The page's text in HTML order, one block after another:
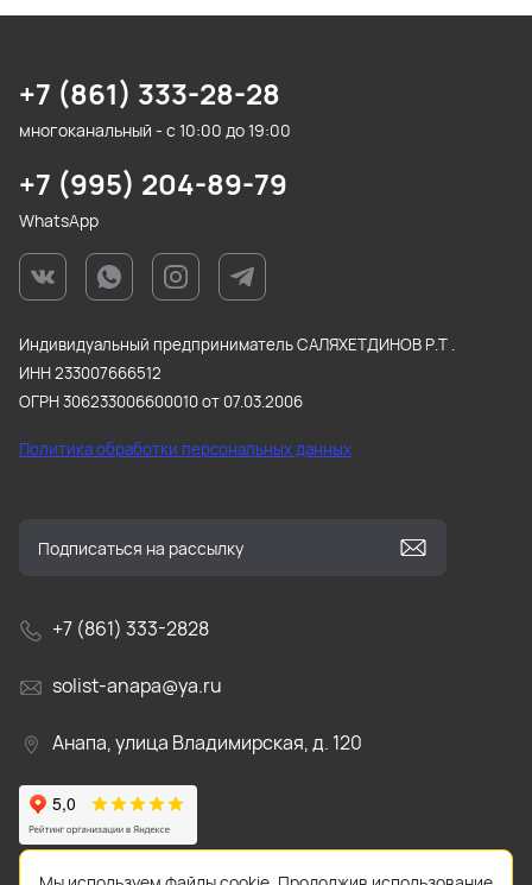
+7 (861) 333-28-28
многоканальный - с 10:00 до 19:00
+7 (995) 204-89-79
WhatsApp
Индивидуальный предприниматель САЛЯХЕТДИНОВ Р.Т .
ИНН 233007666512
ОГРН 306233006600010 от 07.03.2006
Политика обработки персональных данных
+7 (861) 333-2828
solist-anapa@ya.ru
Анапа, улица Владимирская, д. 120